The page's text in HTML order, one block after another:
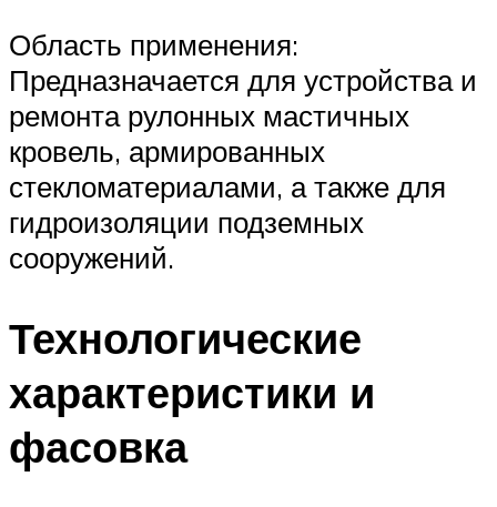
Область применения:
Предназначается для устройства и
ремонта рулонных мастичных
кровель, армированных
стекломатериалами, а также для
гидроизоляции подземных
сооружений.
Технологические
характеристики и
фасовка